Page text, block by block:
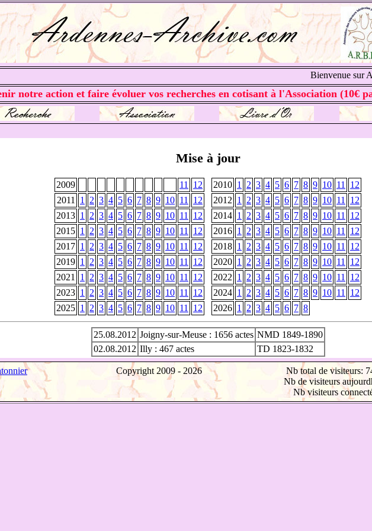
Bienvenue sur
notre action et faire évoluer vos recherches en cotisant à l'Association (10€
Mise à jour
2009 11 12 2010 1 2 3 4 5 6 7 8 9 10 11
12
2011
1 2 3 4 5 6 7 8 9 10 11 12 2012 1 2 3 4 5 6 7 8 9 10 11
12
2013 1 2 3 4 5 6 7 8 9 10 11 12 2014 1 2 3 4 5 6 7 8 9 10 11
12
2015 1 2 3 4 5 6 7 8 9 10 11 12 2016 1 2 3 4 5 6 7 8 9 10 11
12
2017 1 2 3 4 5 6 7 8 9 10 11 12 2018 1 2 3 4 5 6 7 8 9 10 11
12
2019 1 2 3 4 5 6 7 8 9 10 11 12 2020 1 2 3 4 5 6 7 8 9 10 11
12
2021
1 2 3 4 5 6 7 8 9 10 11 12 2022 1 2 3 4 5 6 7 8 9 10 11
12
2023 1 2 3 4 5 6 7 8 9 10 11 12 2024 1 2 3 4 5 6 7 8 9 10 11
12
2025 1 2 3 4 5 6 7 8 9 10 11 12 2026 1 2 3 4 5 6 7 8
25.08.2012 Joigny-sur-Meuse : 1656 actes NMD 1849-1890
02.08.2012 Illy : 467 actes TD 1823-1832
Copyright 2009 - 2026
Nb total de visiteurs:
Nb de visiteurs
Nb visiteurs